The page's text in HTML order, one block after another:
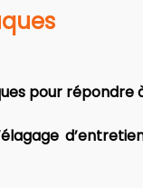
pour répondre